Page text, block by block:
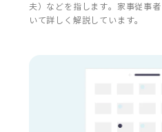
夫）などを指します。家事従事
いて詳しく解説しています。